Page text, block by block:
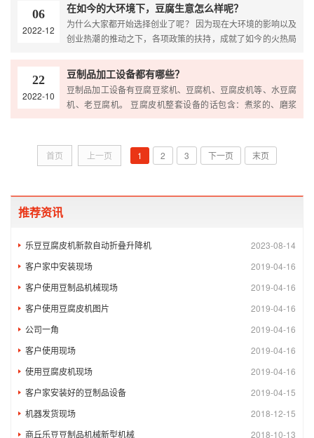
06
2022-12
在如今的大环境下，豆腐生意怎么样呢？
为什么大家都开始选择创业了呢？ 因为现在大环境的影响以及
创业热潮的推动之下，各项政策的扶持，成就了如今的火热局
22
2022-10
豆制品加工设备都有哪些？
豆制品加工设备有豆腐豆浆机、豆腐机、豆腐皮机等、水豆腐
机、老豆腐机。 豆腐皮机整套设备的话包含：煮浆的、磨浆
的、成型的、压皮的、扒皮的，当然有些用户也需要的是上...
首页 上一页 1 2 3 下一页 末页
推荐资讯
2023-08-14
乐豆豆腐皮机新款自动折叠升降机
2019-04-16
客户家中安装现场
2019-04-16
客户使用豆制品机械现场
2019-04-16
客户使用豆腐皮机图片
2019-04-16
公司一角
2019-04-16
客户使用现场
2019-04-16
使用豆腐皮机现场
2019-04-15
客户家安装好的豆制品设备
2018-12-15
机器发货现场
2018-10-13
商丘乐豆豆制品机械新型机械